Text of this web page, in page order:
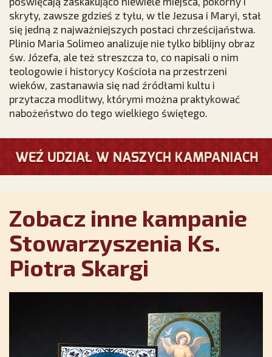
skryty, zawsze gdzieś z tyłu, w tle Jezusa i Maryi, stał
się jedną z najważniejszych postaci chrześcijaństwa.
Plinio Maria Solimeo analizuje nie tylko biblijny obraz
św. Józefa, ale też streszcza to, co napisali o nim
teologowie i historycy Kościoła na przestrzeni
wieków, zastanawia się nad źródłami kultu i
przytacza modlitwy, którymi można praktykować
nabożeństwo do tego wielkiego świętego.
Zobacz inne kampanie
Stowarzyszenia Ks.
Piotra Skargi